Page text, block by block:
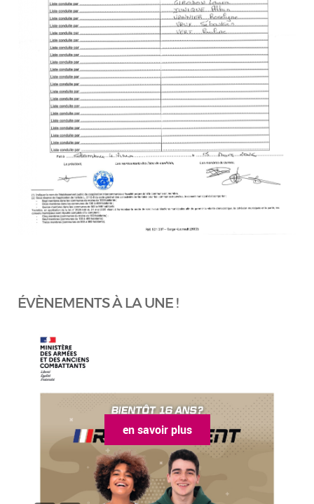
ÉVÈNEMENTS À LA UNE !
en savoir plus